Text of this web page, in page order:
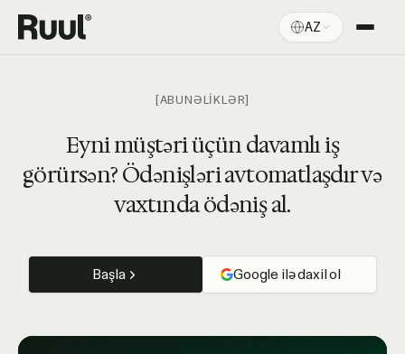
Ruul ana səhifə AZ
Resurslar
[ABUNƏLİKLƏR]
Eyni müştəri üçün davamlı iş
görürsən? Ödənişləri avtomatlaşdır və
vaxtında ödəniş al.
Başla Google ilə daxil ol